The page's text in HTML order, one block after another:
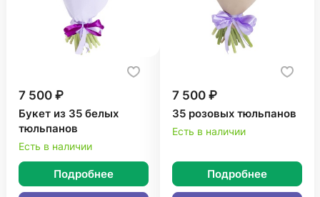
7 500 ₽
Букет из 35 белых
тюльпанов
Есть в наличии
Подробнее
7 500 ₽
35 розовых тюльпанов
Есть в наличии
Подробнее